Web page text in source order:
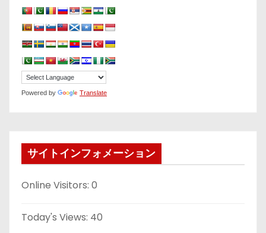
Powered by Translate
サイトインフォメーション
Online Visitors: 0
Today's Views: 40